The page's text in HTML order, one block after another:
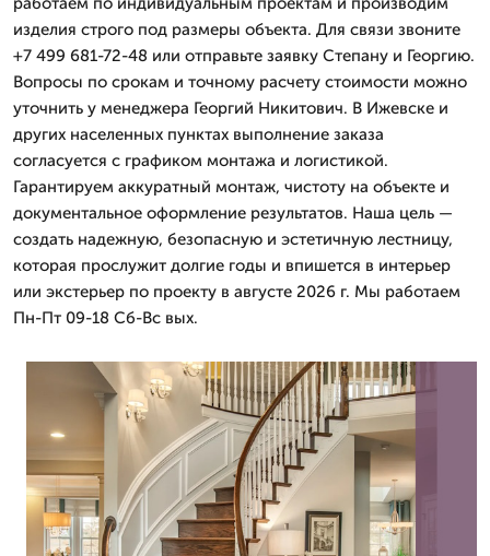
изделия строго под размеры объекта. Для связи звоните
+7 499 681-72-48 или отправьте заявку Степану и Георгию.
Вопросы по срокам и точному расчету стоимости можно
уточнить у менеджера Георгий Никитович. В Ижевске и
других населенных пунктах выполнение заказа
согласуется с графиком монтажа и логистикой.
Гарантируем аккуратный монтаж, чистоту на объекте и
документальное оформление результатов. Наша цель —
создать надежную, безопасную и эстетичную лестницу,
которая прослужит долгие годы и впишется в интерьер
или экстерьер по проекту в августе 2026 г. Мы работаем
Пн-Пт 09-18 Сб-Вс вых.